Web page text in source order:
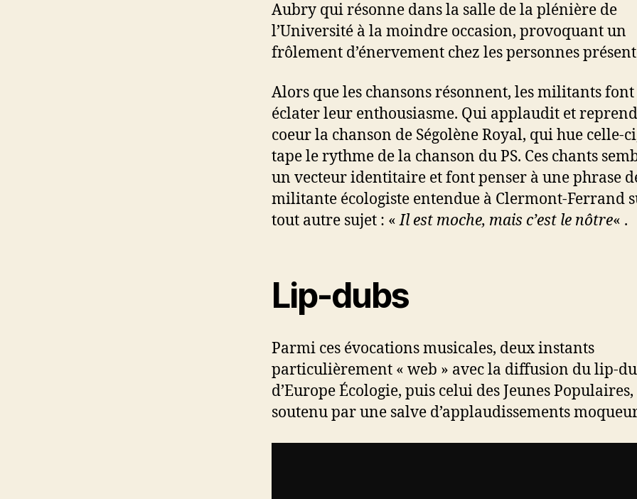
Aubry qui résonne dans la salle de la plénière de
l’Université à la moindre occasion, provoquant un
frôlement d’énervement chez les personnes
Alors que les chansons résonnent, les militants font
éclater leur enthousiasme. Qui applaudit et
coeur la chanson de Ségolène Royal, qui hue celle-
tape le rythme de la chanson du PS. Ces chants
un vecteur identitaire et font penser à une phrase
militante écologiste entendue à Clermont-Ferrand
tout autre sujet : «Il est moche, mais c’est le nôtre« .
Lip-dubs
Parmi ces évocations musicales, deux instants
particulièrement « web » avec la diffusion du lip-
d’Europe Écologie, puis celui des Jeunes Populaires,
soutenu par une salve d’applaudissements